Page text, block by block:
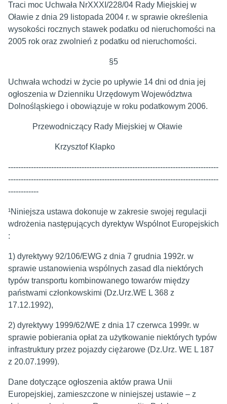
Traci moc Uchwała NrXXXI/228/04 Rady Miejskiej w
Oławie z dnia 29 listopada 2004 r. w sprawie określenia
wysokości rocznych stawek podatku od nieruchomości na
2005 rok oraz zwolnień z podatku od nieruchomości.
§5
Uchwała wchodzi w życie po upływie 14 dni od dnia jej
ogłoszenia w Dzienniku Urzędowym Województwa
Dolnośląskiego i obowiązuje w roku podatkowym 2006.
Przewodniczący Rady Miejskiej w Oławie
Krzysztof Kłapko
-----------------------------------------------------------------------------------
-----------------------------------------------------------------------------------
------------
¹Niniejsza ustawa dokonuje w zakresie swojej regulacji
wdrożenia następujących dyrektyw Wspólnot Europejskich
:
1) dyrektywy 92/106/EWG z dnia 7 grudnia 1992r. w
sprawie ustanowienia wspólnych zasad dla niektórych
typów transportu kombinowanego towarów między
państwami członkowskimi (Dz.Urz.WE L 368 z
17.12.1992),
2) dyrektywy 1999/62/WE z dnia 17 czerwca 1999r. w
sprawie pobierania opłat za użytkowanie niektórych typów
infrastruktury przez pojazdy ciężarowe (Dz.Urz. WE L 187
z 20.07.1999).
Dane dotyczące ogłoszenia aktów prawa Unii
Europejskiej, zamieszczone w niniejszej ustawie – z